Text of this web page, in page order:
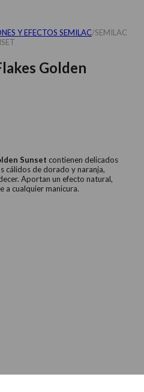
Y EFECTOS SEMILAC/SEMILAC
Golden
Sunset contienen delicados
cálidos de dorado y naranja,
Aportan un efecto natural,
a cualquier manicura.